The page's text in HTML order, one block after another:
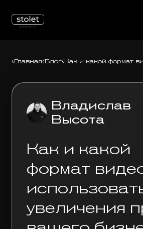
Главная Блог Как и какой формат
Владислав
Высота
Как и какой
формат
увеличения